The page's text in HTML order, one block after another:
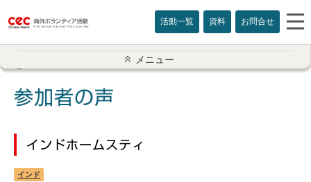
活動一覧 資料 お問合せ
アメリカ
メニュー
参加者の声
インドホームスティ
インド